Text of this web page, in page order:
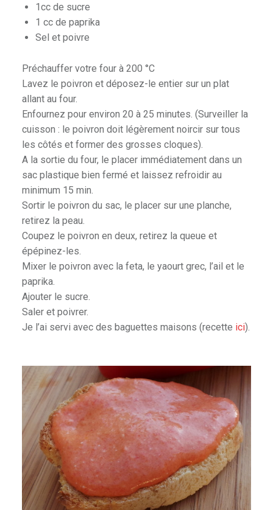
1cc de sucre
1 cc de paprika
Sel et poivre
Préchauffer votre four à 200 °C
Lavez le poivron et déposez-le entier sur un plat
allant au four.
Enfournez pour environ 20 à 25 minutes. (Surveiller la
cuisson : le poivron doit légèrement noircir sur tous
les côtés et former des grosses cloques).
A la sortie du four, le placer immédiatement dans un
sac plastique bien fermé et laissez refroidir au
minimum 15 min.
Sortir le poivron du sac, le placer sur une planche,
retirez la peau.
Coupez le poivron en deux, retirez la queue et
épépinez-les.
Mixer le poivron avec la feta, le yaourt grec, l’ail et le
paprika.
Ajouter le sucre.
Saler et poivrer.
Je l’ai servi avec des baguettes maisons (recette ici).